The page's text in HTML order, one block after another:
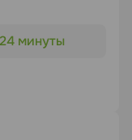
инженерно-
района».
минуты